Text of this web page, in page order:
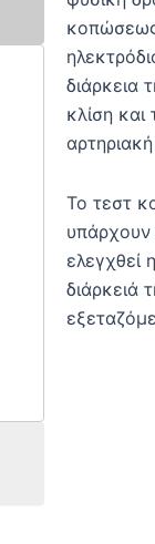
κοπώσεως
διάρκεια
κλίση
Το τεστ
υπάρχουν
ελεγχθεί
διάρκειά